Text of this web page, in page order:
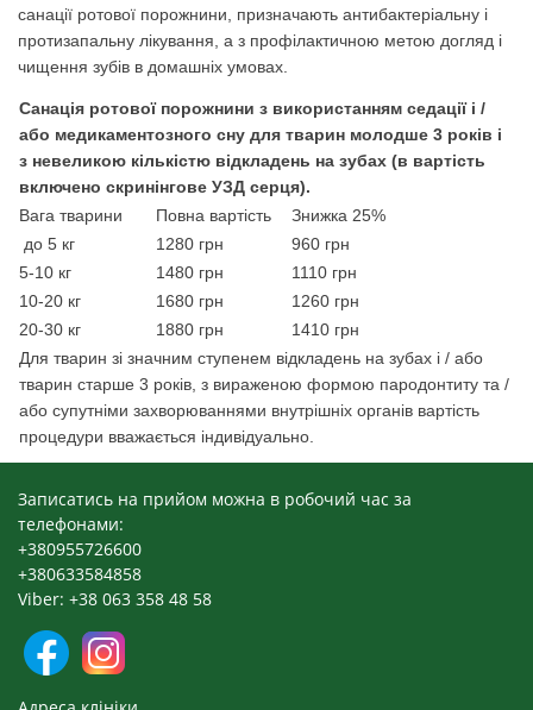
санації ротової порожнини, призначають антибактеріальну і
протизапальну лікування, а з профілактичною метою догляд і
чищення зубів в домашніх умовах.
Санація ротової порожнини з використанням седації і /
або медикаментозного сну для тварин молодше 3 років і
з невеликою кількістю відкладень на зубах (в вартість
включено скринінгове УЗД серця).
Вага тварини
Повна вартість
Знижка 25%
до 5 кг
1280 грн
960 грн
5-10 кг
1480 грн
1110 грн
10-20 кг
1680 грн
1260 грн
20-30 кг
1880 грн
1410 грн
Для тварин зі значним ступенем відкладень на зубах і / або
тварин старше 3 років, з вираженою формою пародонтиту та /
або супутніми захворюваннями внутрішніх органів вартість
процедури вважається індивідуально.
Записатись на прийом можна в робочий час за
телефонами:
+380955726600
+380633584858
Viber: +38 063 358 48 58